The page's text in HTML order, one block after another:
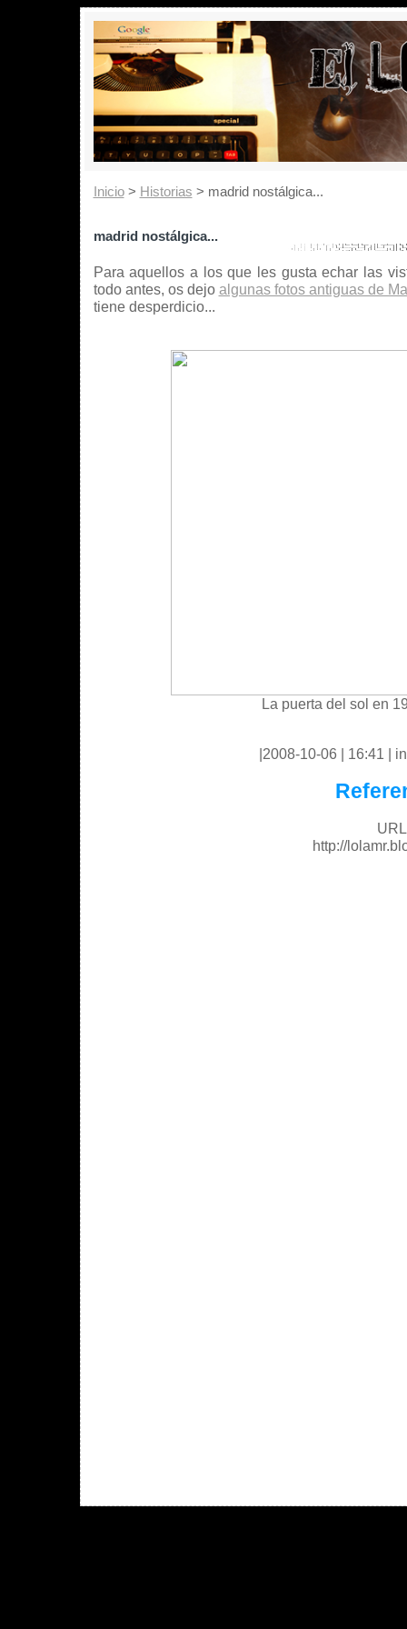
Inicio> Historias > madrid nostálgica...
madrid nostálgica...
Para aquellos a los que les gusta echar las
todo antes, os dejo algunas fotos antiguas de
tiene desperdicio...
La puerta del sol en
|2008-10-06 | 16:41 |
http://